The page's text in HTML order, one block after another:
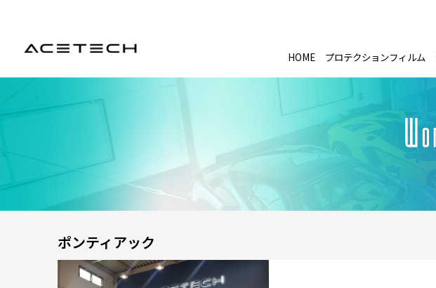
HOME プロテクションフィルム
ポンティアック